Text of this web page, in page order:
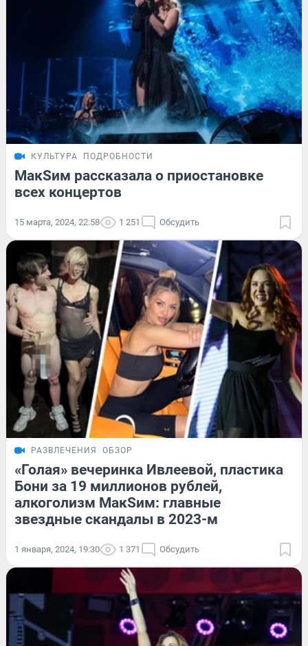
КУЛЬТУРА ПОДРОБНОСТИ
МакSим рассказала о приостановке
всех концертов
15 марта, 2024, 22:58 1 251 Обсудить
РАЗВЛЕЧЕНИЯ ОБЗОР
«Голая» вечеринка Ивлеевой, пластика
Бони за 19 миллионов рублей,
алкоголизм МакSим: главные
звездные скандалы в 2023-м
1 января, 2024, 19:30 1 371 Обсудить